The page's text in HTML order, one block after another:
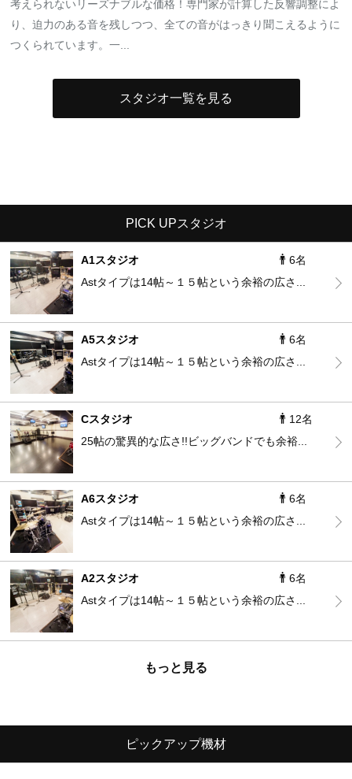
考えられないリーズナブルな価格！専門家が計算した反響調整によ
り、迫力のある音を残しつつ、全ての音がはっきり聞こえるように
つくられています。一...
スタジオ一覧を見る
PICK UPスタジオ
A1スタジオ
6名
Astタイプは14帖～１５帖という余裕の広さ...
A5スタジオ
6名
Astタイプは14帖～１５帖という余裕の広さ...
Cスタジオ
12名
25帖の驚異的な広さ!!ビッグバンドでも余裕...
A6スタジオ
6名
Astタイプは14帖～１５帖という余裕の広さ...
A2スタジオ
6名
Astタイプは14帖～１５帖という余裕の広さ...
もっと見る
ピックアップ機材